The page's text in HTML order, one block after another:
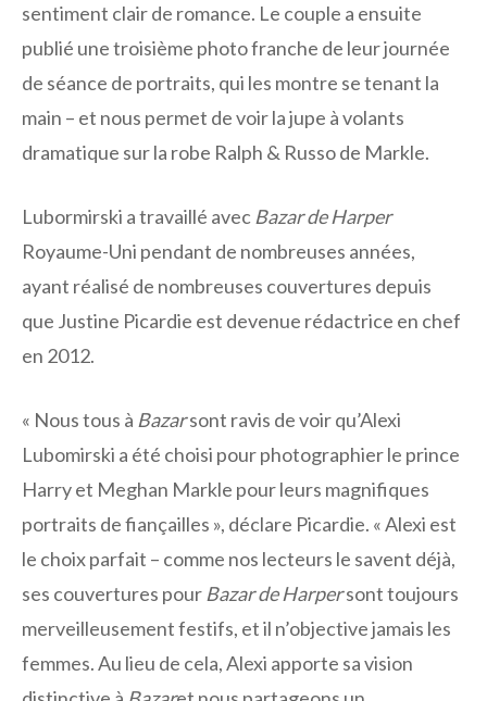
sentiment clair de romance. Le couple a ensuite
publié une troisième photo franche de leur journée
de séance de portraits, qui les montre se tenant la
main – et nous permet de voir la jupe à volants
dramatique sur la robe Ralph & Russo de Markle.
Lubormirski a travaillé avec Bazar de Harper
Royaume-Uni pendant de nombreuses années,
ayant réalisé de nombreuses couvertures depuis
que Justine Picardie est devenue rédactrice en chef
en 2012.
« Nous tous à Bazarsont ravis de voir qu’Alexi
Lubomirski a été choisi pour photographier le prince
Harry et Meghan Markle pour leurs magnifiques
portraits de fiançailles », déclare Picardie. « Alexi est
le choix parfait – comme nos lecteurs le savent déjà,
ses couvertures pour Bazar de Harpersont toujours
merveilleusement festifs, et il n’objective jamais les
femmes. Au lieu de cela, Alexi apporte sa vision